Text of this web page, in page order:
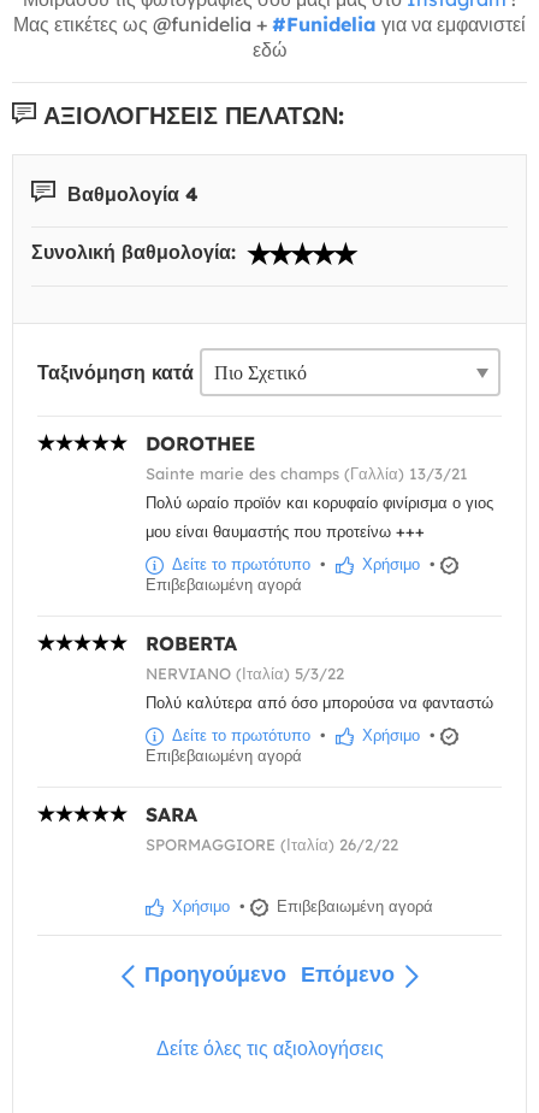
Μας ετικέτες ως @funidelia + #Funidelia για να εμφανιστεί
εδώ
ΑΞΙΟΛΟΓΉΣΕΙΣ ΠΕΛΑΤΏΝ:
Βαθμολογία 4
Συνολική βαθμολογία:
Ταξινόμηση κατά
DOROTHEE
Sainte marie des champs (Γαλλία) 13/3/21
Πολύ ωραίο προϊόν και κορυφαίο φινίρισμα ο γιος
μου είναι θαυμαστής που προτείνω +++
Δείτε το πρωτότυπο • Χρήσιμο •
Επιβεβαιωμένη αγορά
ROBERTA
NERVIANO (Ιταλία) 5/3/22
Πολύ καλύτερα από όσο μπορούσα να φανταστώ
Δείτε το πρωτότυπο • Χρήσιμο •
Επιβεβαιωμένη αγορά
SARA
SPORMAGGIORE (Ιταλία) 26/2/22
Χρήσιμο • Επιβεβαιωμένη αγορά
Προηγούμενο Επόμενο
Δείτε όλες τις αξιολογήσεις